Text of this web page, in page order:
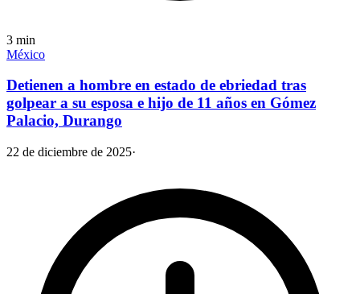
3 min
México
Detienen a hombre en estado de ebriedad tras
golpear a su esposa e hijo de 11 años en Gómez
Palacio, Durango
22 de diciembre de 2025·